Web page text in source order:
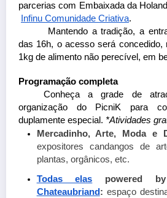
parcerias com Embaixada da
Infinu Comunidade Criativa.
Mantendo a tradição, a
das 16h, o acesso será concedido,
1kg de alimento não perecível, em
Programação completa
Conheça a grade de
organização do PicniK para
duplamente especial. *Atividades
Mercadinho, Arte, Moda e
expositores candangos de
plantas, orgânicos, etc.
Todas elas powered by
Chateaubriand: espaço